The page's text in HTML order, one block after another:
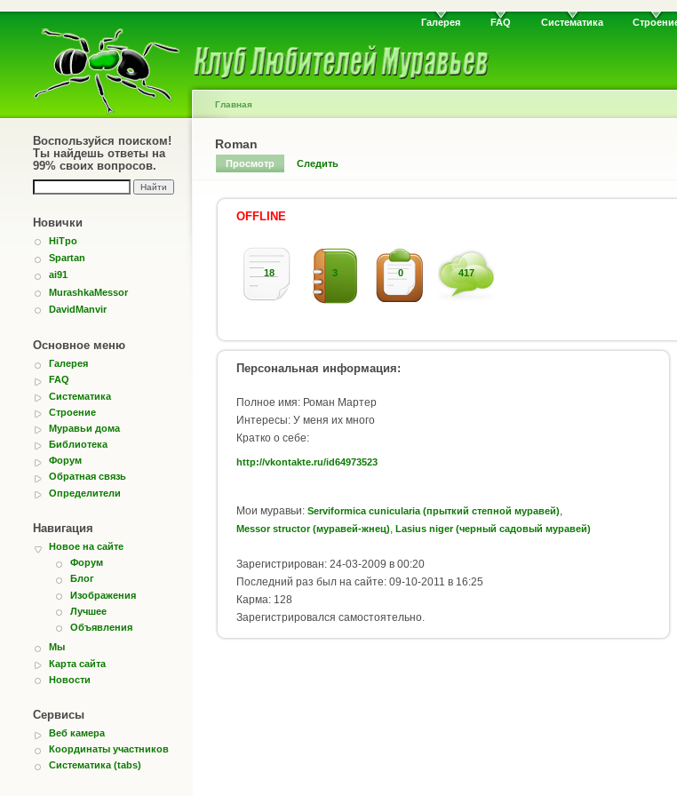
Галерея FAQ Систематика
Воспользуйся поиском!
Ты найдешь ответы на
99% своих вопросов.
Новички
HiTpo
Spartan
ai91
MurashkaMessor
DavidManvir
Основное меню
Галерея
FAQ
Систематика
Строение
Муравьи дома
Библиотека
Форум
Обратная связь
Определители
Навигация
Новое на сайте
Форум
Блог
Изображения
Лучшее
Объявления
Мы
Карта сайта
Новости
Сервисы
Веб камера
Координаты участников
Систематика (tabs)
Главная
Roman
Просмотр Следить
OFFLINE
18 3 0 417
Персональная информация:
Полное имя: Роман Мартeр
Интересы: У меня их много
Кратко о себе:
http://vkontakte.ru/id64973523
Мои муравьи: Serviformica cunicularia (прыткий степной муравей)
Messor structor (муравей-жнец) Lasius niger (черный садовый муравей)
Зарегистрирован: 24-03-2009 в 00:20
Последний раз был на сайте: 09-10-2011 в 16:25
Карма: 128
Зарегистрировался самостоятельно.